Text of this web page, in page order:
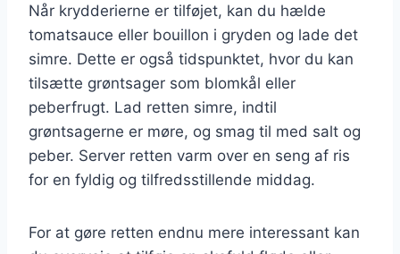
Når krydderierne er tilføjet, kan du hælde
tomatsauce eller bouillon i gryden og lade det
simre. Dette er også tidspunktet, hvor du kan
tilsætte grøntsager som blomkål eller
peberfrugt. Lad retten simre, indtil
grøntsagerne er møre, og smag til med salt og
peber. Server retten varm over en seng af ris
for en fyldig og tilfredsstillende middag.
For at gøre retten endnu mere interessant kan